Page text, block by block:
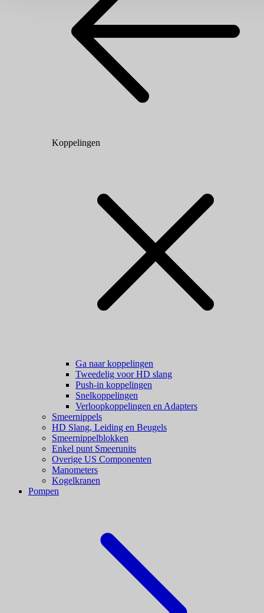
Koppelingen
Ga naar koppelingen
Tweedelig voor HD slang
Push-in koppelingen
Snelkoppelingen
Verloopkoppelingen en Adapters
Smeernippels
HD Slang, Leiding en Beugels
Smeernippelblokken
Enkel punt Smeerunits
Overige US Componenten
Manometers
Kogelkranen
Pompen